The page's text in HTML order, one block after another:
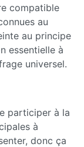
compatible
au
au principe
essentielle à
universel.
participer à la
à
donc ça